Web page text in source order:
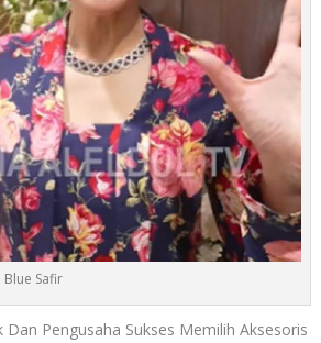
Safir
Pengusaha Sukses Memilih Aksesoris